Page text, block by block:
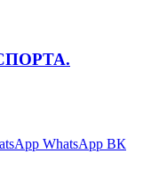
WhatsApp ВК